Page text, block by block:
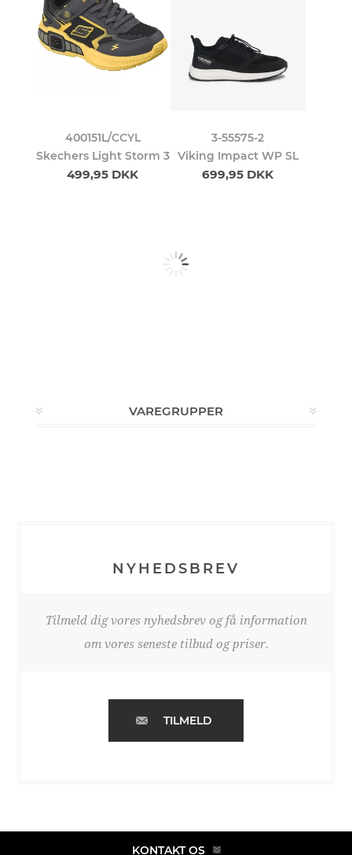
400151L/CCYL
Skechers Light Storm 3
499,95 DKK
3-55575-2
Viking Impact WP SL
699,95 DKK
VAREGRUPPER
NYHEDSBREV
Tilmeld dig vores nyhedsbrev og få information
om vores seneste tilbud og priser.
TILMELD
KONTAKT OS